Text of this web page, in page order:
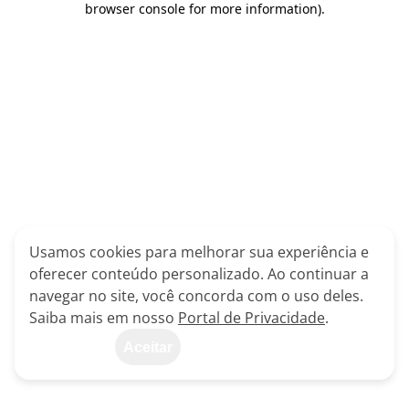
browser console for more information).
Usamos cookies para melhorar sua experiência e
oferecer conteúdo personalizado. Ao continuar a
navegar no site, você concorda com o uso deles.
Saiba mais em nosso Portal de Privacidade.